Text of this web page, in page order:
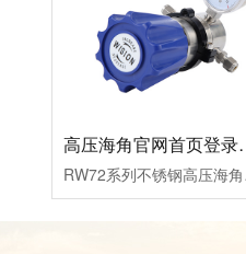
高压海
RW72系列不